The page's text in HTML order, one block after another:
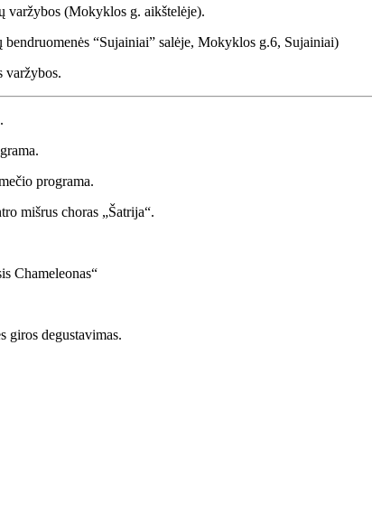
varžybos (Mokyklos g. aikštelėje).
“Sujainiai” salėje, Mokyklos g.6, Sujainiai)
varžybos.
programa.
choras „Šatrija“.
Chameleonas“
giros degustavimas.